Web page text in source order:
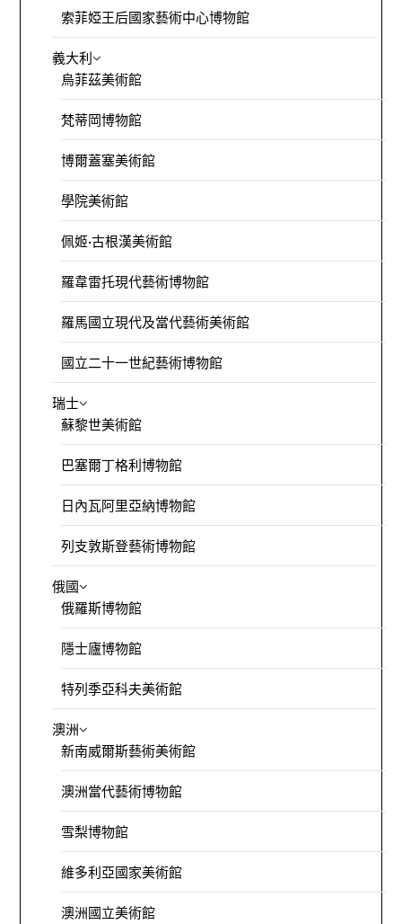
索菲婭王后國家藝術中心博物館
義大利
烏菲茲美術館
梵蒂岡博物館
博爾蓋塞美術館
學院美術館
佩姬·古根漢美術館
羅韋雷托現代藝術博物館
羅馬國立現代及當代藝術美術館
國立二十一世紀藝術博物館
瑞士
蘇黎世美術館
巴塞爾丁格利博物館
日內瓦阿里亞納博物館
列支敦斯登藝術博物館
俄國
俄羅斯博物館
隱士廬博物館
特列季亞科夫美術館
澳洲
新南威爾斯藝術美術館
澳洲當代藝術博物館
雪梨博物館
維多利亞國家美術館
澳洲國立美術館